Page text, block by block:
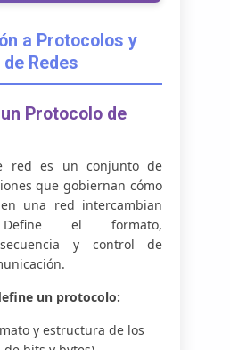
a Protocolos y
Redes
Protocolo de
red es un conjunto de
que gobiernan cómo
una red intercambian
Define el formato,
secuencia y control de
un protocolo:
y estructura de los